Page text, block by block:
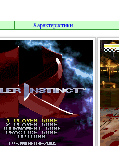
Характеристики